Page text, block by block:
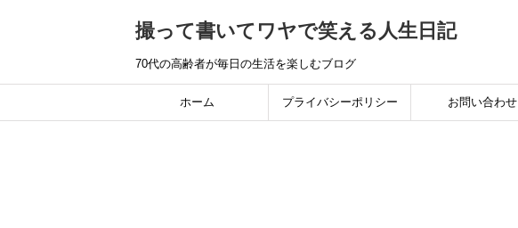
撮って書いてワヤで笑える人生日記
70代の高齢者が毎日の生活を楽しむブログ
ホーム プライバシーポリシー お問い合わせ